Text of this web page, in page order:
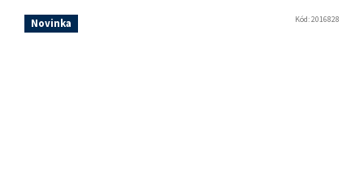
Novinka Kód:2016828